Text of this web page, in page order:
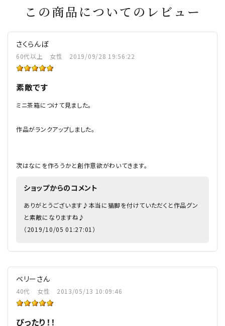
この商品についてのレビュー
さくらんぼ
60代以上 女性 2019/09/28 19:56:22
素敵です
ミニ茶箱につけて見ました。
作品がランクアップしました。
次はなにを作ろうかと創作意欲がわいてきます。
ショップからのコメント
ありがとうございます♪本当に猫脚を付けていただくと作品グン
と素敵になりますね♪
（2019/10/05 01:27:01）
ベリーさん
40代 女性 2013/05/13 10:09:46
ぴったり！！